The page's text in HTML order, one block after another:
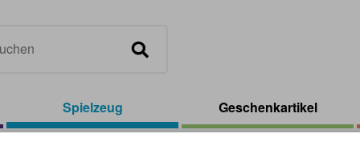
Spielzeug Geschenkartikel